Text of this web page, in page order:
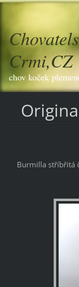
Crmi,CZ
chov koček
Burmilla stříbřitá